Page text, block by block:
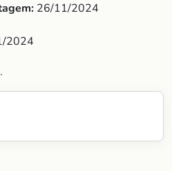
26/11/2024
2024